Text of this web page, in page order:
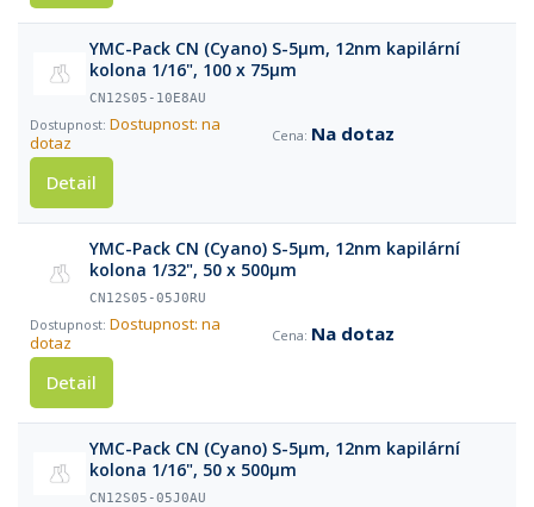
YMC-Pack CN (Cyano) S-5µm, 12nm kapilární
kolona 1/16", 100 x 75µm
CN12S05-10E8AU
Dostupnost: na
dotaz
Na dotaz
Detail
YMC-Pack CN (Cyano) S-5µm, 12nm kapilární
kolona 1/32", 50 x 500µm
CN12S05-05J0RU
Dostupnost: na
dotaz
Na dotaz
Detail
YMC-Pack CN (Cyano) S-5µm, 12nm kapilární
kolona 1/16", 50 x 500µm
CN12S05-05J0AU